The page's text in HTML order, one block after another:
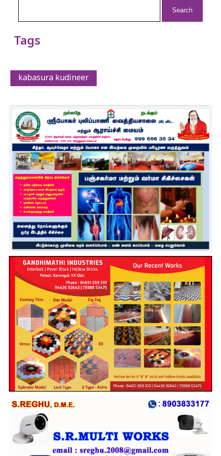
Tags
kabasura kudineer